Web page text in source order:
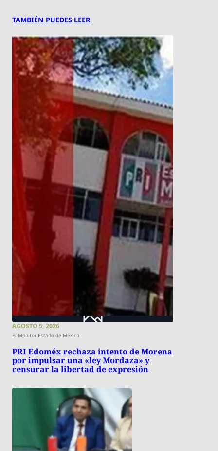
TAMBIÉN PUEDES LEER
AGOSTO 5, 2026
El Monitor Estado de México
PRI Edoméx rechaza intento de Morena
por impulsar una «ley Mordaza» y
censurar la libertad de expresión